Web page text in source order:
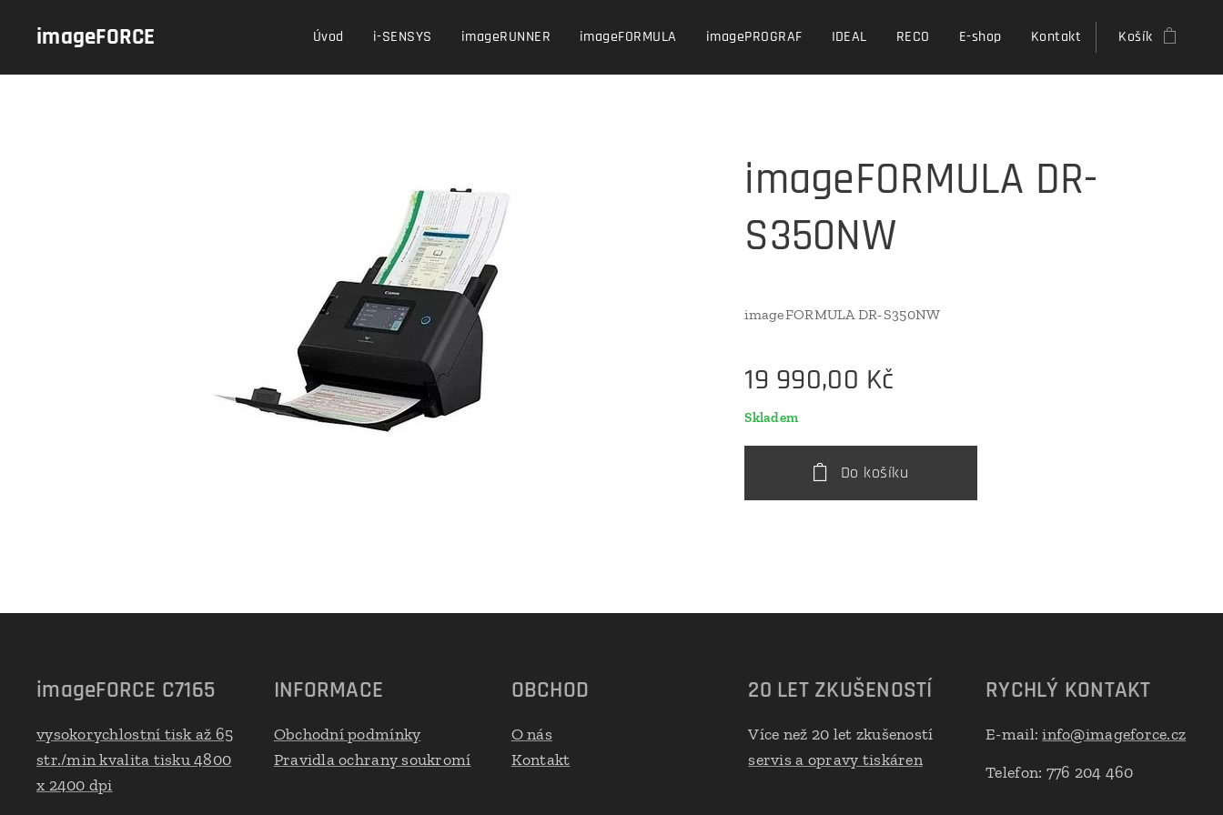
imageFORCE Úvod i-SENSYS imageRUNNER imageFORMULA imagePROGRAF IDEAL RECO E-shop Kontakt Košík
imageFORMULA DR-
S350NW
imageFORMULA DR-S350NW
19 990,00 Kč
Skladem
Do košíku
imageFORCE C7165
vysokorychlostní tisk až 65
str./min kvalita tisku 4800
x 2400 dpi
INFORMACE
Obchodní podmínky
Pravidla ochrany soukromí
OBCHOD
O nás
Kontakt
20 LET ZKUŠENOSTÍ
Více než 20 let zkušeností
servis a opravy tiskáren
RYCHLÝ KONTAKT
E-mail:info@imageforce.cz
Telefon: 776 204 460